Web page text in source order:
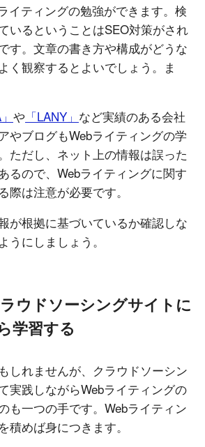
イティングの勉強ができます。検
いるということはSEO対策がされ
す。文章の書き方や構成がどうな
く観察するとよいでしょう。ま
や 「LANY」 など実績のある会社
やブログもWebライティングの学
ただし、ネット上の情報は誤った
るので、Webライティングに関す
際は注意が必要です。
が根拠に基づいているか確認しな
うにしましょう。
ウドソーシングサイトに
学習する
しれませんが、クラウドソーシン
実践しながらWebライティングの
も一つの手です。Webライティン
積めば身につきます。